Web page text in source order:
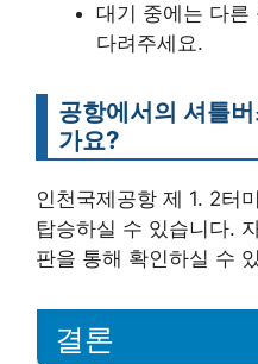
대기 중에는 다른
다려주세요.
공항에서의 셔틀
가요?
인천국제공항 제 1. 2터
탑승하실 수 있습니다.
판을 통해 확인하실 수
결론